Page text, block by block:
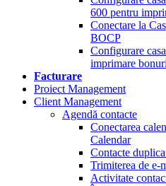
600 pentru
Conectare la
BOCP
Configurare
imprimare
Facturare
Proiect Management
Client Management
Agendă contacte
Conectarea
Calendar
Contacte
Trimiterea de e-
Activitate